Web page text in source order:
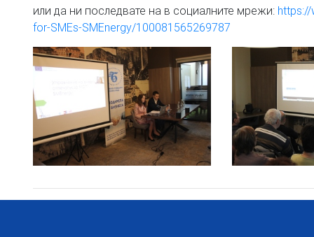
или да ни последвате на в социалните мрежи:
for-SMEs-SMEnergy/100081565269787